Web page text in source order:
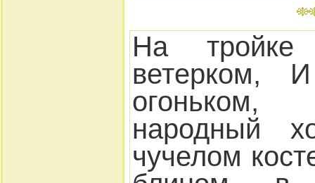
На тройке
ветерком,
народный
чучелом